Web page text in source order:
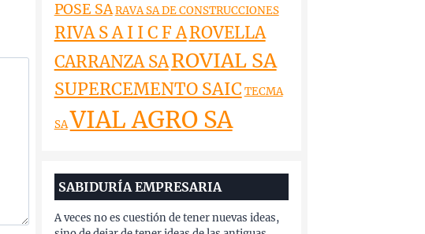
POSE SARAVA SA DE CONSTRUCCIONES
RIVA S A I I C F AROVELLA
CARRANZA SAROVIAL SA
SUPERCEMENTO SAIC TECMA
SAVIAL AGRO SA
SABIDURÍA EMPRESARIA
A veces no es cuestión de tener nuevas ideas,